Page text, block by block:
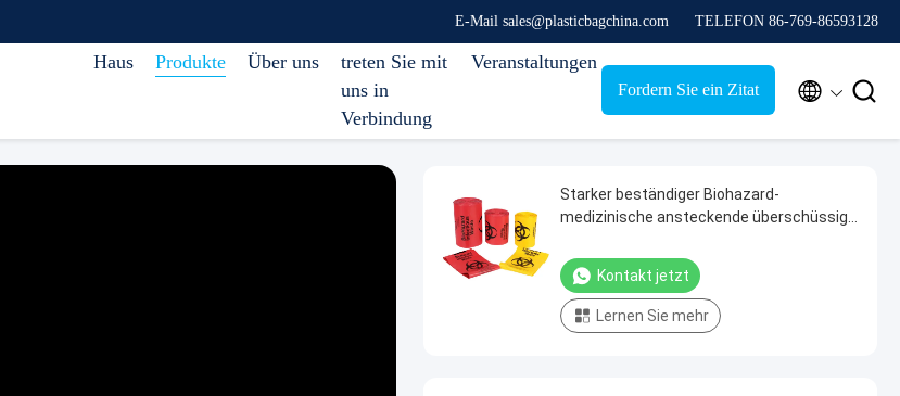
E-Mail sales@plasticbagchina.com TELEFON 86-769-86593128
Haus Produkte Über uns
treten Sie mit
uns in
Verbindung
Veranstaltungen
Fordern Sie ein Zitat  
Starker beständiger Biohazard-
medizinische ansteckende überschüssige
Kontakt jetzt
Lernen Sie mehr